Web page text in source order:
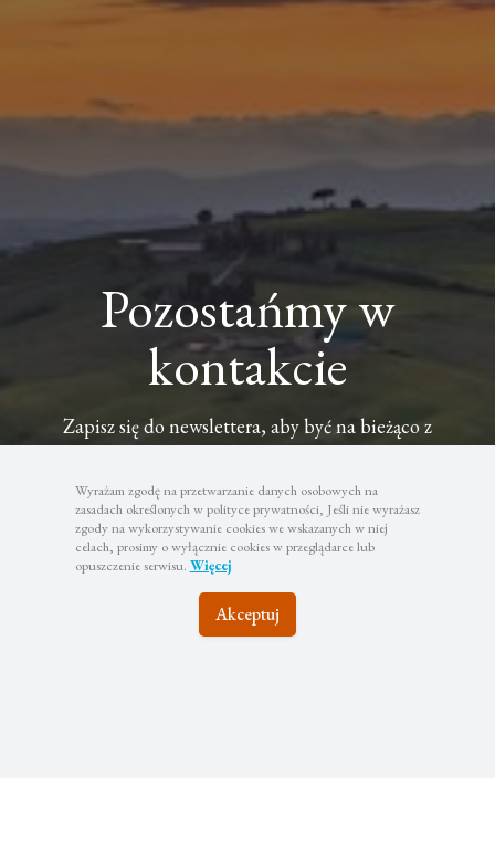
Wyrażam zgodę na przetwarzanie danych osobowych na
zasadach określonych w polityce prywatności, Jeśli nie wyrażasz
zgody na wykorzystywanie cookies we wskazanych w niej
celach, prosimy o wyłącznie cookies w przeglądarce lub
opuszczenie serwisu. Więcej
Akceptuj
Pozostańmy w
kontakcie
Zapisz się do newslettera, aby być na bieżąco z
Subskrybuj
Twoje dane będą wykorzystywane zgodnie z naszą polityką
prywatności